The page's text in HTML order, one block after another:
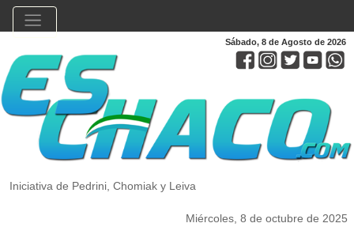
Sábado, 8 de Agosto de 2026
Iniciativa de Pedrini, Chomiak y Leiva
Miércoles, 8 de octubre de 2025